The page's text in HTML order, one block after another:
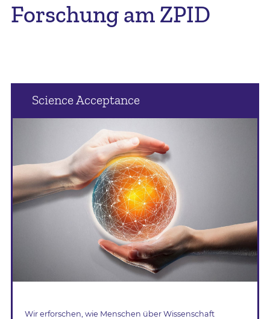
Forschung am ZPID
Science Acceptance
Wir erforschen, wie Menschen über Wissenschaft